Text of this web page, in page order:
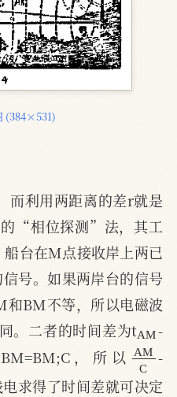
(384×531)
而利用两距离的差r就是
“相位探测”法，其工
台在M点接收岸上两已
号。如果两岸台的信号
和BM不等，所以电磁波
。二者的时间差为tAM
-
，所以 AM-
求得了时间差就可决定